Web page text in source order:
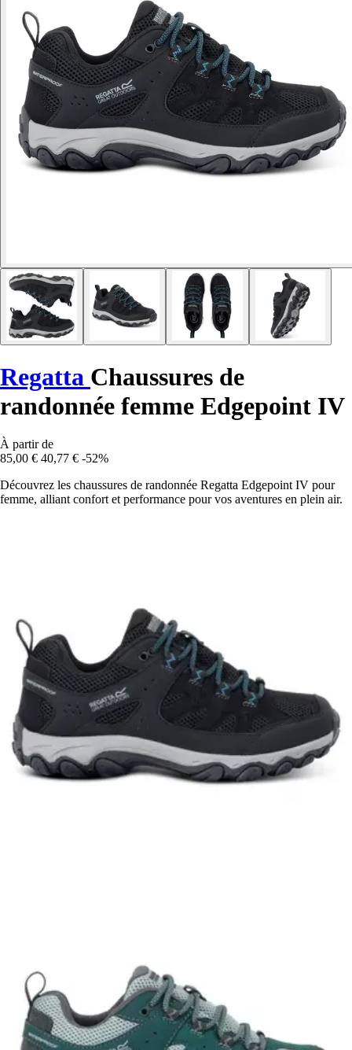
Regatta Chaussures de
randonnée femme Edgepoint IV
À partir de
85,00 € 40,77 € -52%
Découvrez les chaussures de randonnée Regatta Edgepoint IV pour
femme, alliant confort et performance pour vos aventures en plein air.